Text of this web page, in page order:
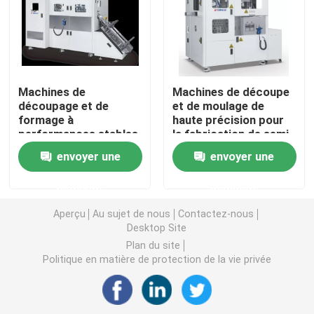
Moule MGP
Décapage des matrices de formage
Chasse à la moisissure
Équipement de moulage à semi-conducteurs
Machine de tri des puces
Machines de
découpage et de
formage à
performances stables
pour la fabrication de
semi-conducteurs
envoyer une
Machines de découpe
et de moulage de
haute précision pour
la fabrication de semi-
conducteurs
envoyer une
Aperçu Au sujet de nous
Contactez-nous
Desktop Site
Plan du site
Politique en matière de protection de la vie privée